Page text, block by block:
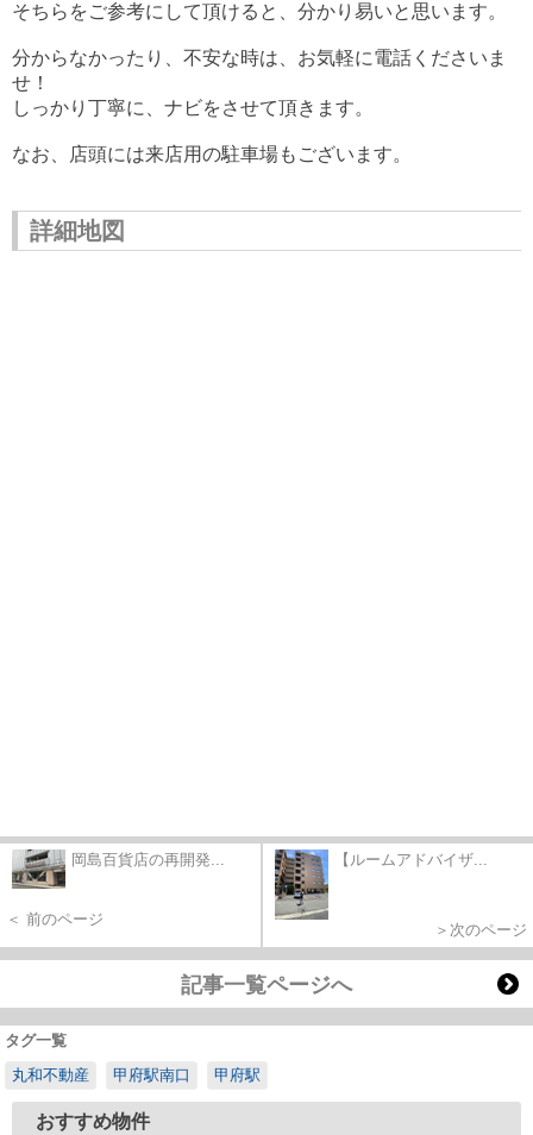
そちらをご参考にして頂けると、分かり易いと思います。
分からなかったり、不安な時は、お気軽に電話くださいま
せ！
しっかり丁寧に、ナビをさせて頂きます。
なお、店頭には来店用の駐車場もございます。
詳細地図
岡島百貨店の再開発...
＜ 前のページ
【ルームアドバイザ...
＞次のページ
記事一覧ページへ
タグ一覧
丸和不動産
甲府駅南口 甲府駅
おすすめ物件